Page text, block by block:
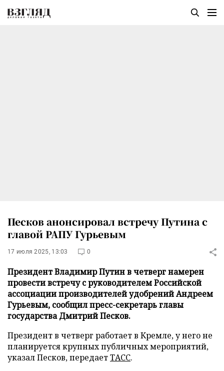
Песков анонсировал встречу Путина с
главой РАПУ Гурьевым
17 июля 2025, 13:03 0
Президент Владимир Путин в четверг намерен
провести встречу с руководителем Российской
ассоциации производителей удобрений Андреем
Гурьевым, сообщил пресс-секретарь главы
государства Дмитрий Песков.
Президент в четверг работает в Кремле, у него не
планируется крупных публичных мероприятий,
указал Песков, передаетТАСС.